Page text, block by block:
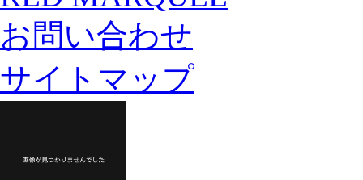
お問い合わせ
サイトマップ